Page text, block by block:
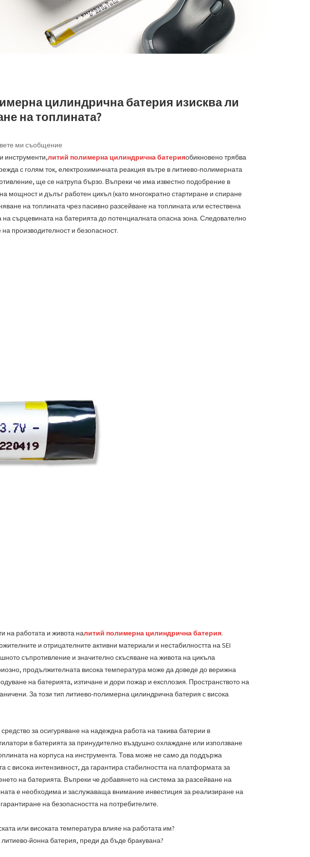
цилиндрична батерия изисква ли
на топлината?
ми съобщение
инструменти,литий полимерна цилиндрична батерияобикновено трябва
с голям ток, електрохимичната реакция вътре в литиево-полимерната
ще се натрупа бързо. Въпреки че има известно подобрение в
мощност и дълъг работен цикъл (като многократно стартиране и спиране
на топлината чрез пасивно разсейване на топлината или естествена
сърцевината на батерията до потенциалната опасна зона. Следователно
производителност и безопасност.
на работата и живота налитий полимерна цилиндрична батерия.
и отрицателните активни материали и нестабилността на SEI
съпротивление и значително скъсяване на живота на цикъла
продължителната висока температура може да доведе до верижна
на батерията, изтичане и дори пожар и експлозия. Пространството на
За този тип литиево-полимерна цилиндрична батерия с висока
за осигуряване на надеждна работа на такива батерии в
в батерията за принудително въздушно охлаждане или използване
на корпуса на инструмента. Това може не само да поддържа
висока интензивност, да гарантира стабилността на платформата за
на батерията. Въпреки че добавянето на система за разсейване на
е необходима и заслужаваща внимание инвестиция за реализиране на
на безопасността на потребителите.
или високата температура влияе на работата им?
йонна батерия, преди да бъде бракувана?